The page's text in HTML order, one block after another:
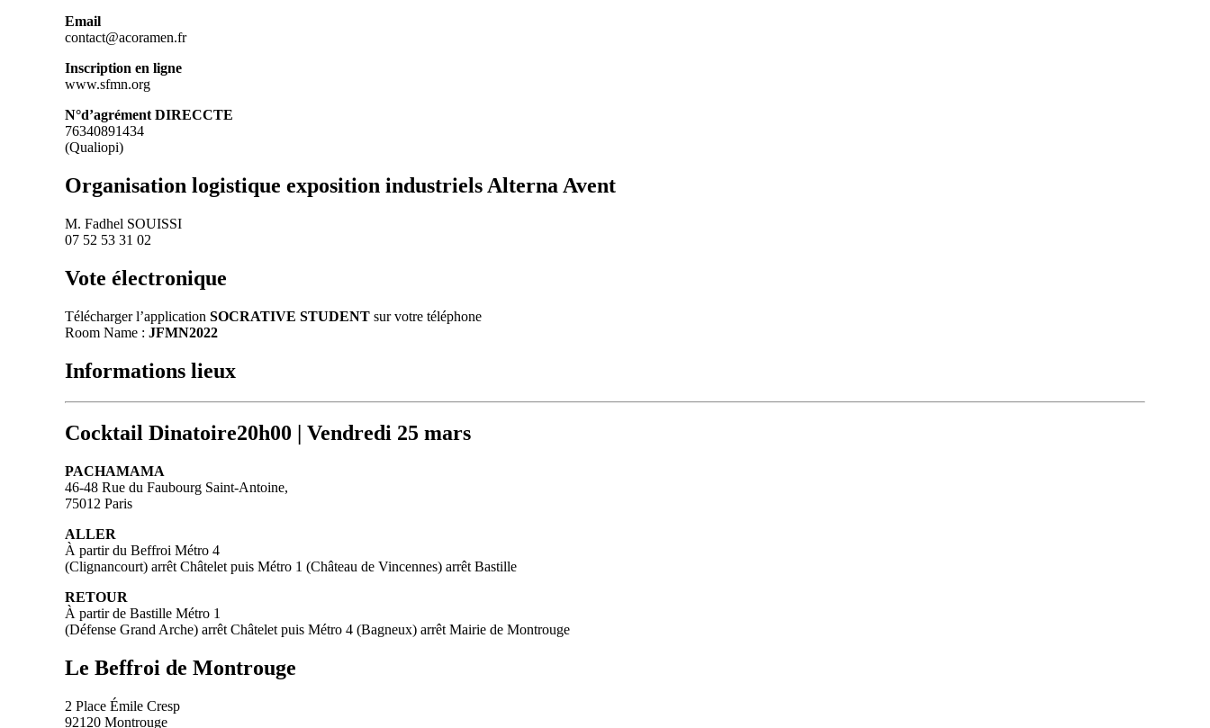
Email
contact@acoramen.fr
Inscription en ligne
www.sfmn.org
N°d’agrément DIRECCTE
76340891434
(Qualiopi)
Organisation logistique exposition industriels Alterna Avent
M. Fadhel SOUISSI
07 52 53 31 02
Vote électronique
Télécharger l’application SOCRATIVE STUDENT sur votre téléphone
Room Name : JFMN2022
Informations lieux
Cocktail Dinatoire20h00 | Vendredi 25 mars
PACHAMAMA
46-48 Rue du Faubourg Saint-Antoine,
75012 Paris
ALLER
À partir du Beffroi Métro 4
(Clignancourt) arrêt Châtelet puis Métro 1 (Château de Vincennes) arrêt Bastille
RETOUR
À partir de Bastille Métro 1
(Défense Grand Arche) arrêt Châtelet puis Métro 4 (Bagneux) arrêt Mairie de Montrouge
Le Beffroi de Montrouge
2 Place Émile Cresp
92120 Montrouge